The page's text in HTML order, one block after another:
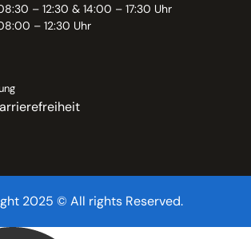
– 12:30 & 14:00 – 17:30 Uhr
– 12:30 Uhr
2025 © All rights Reserved.